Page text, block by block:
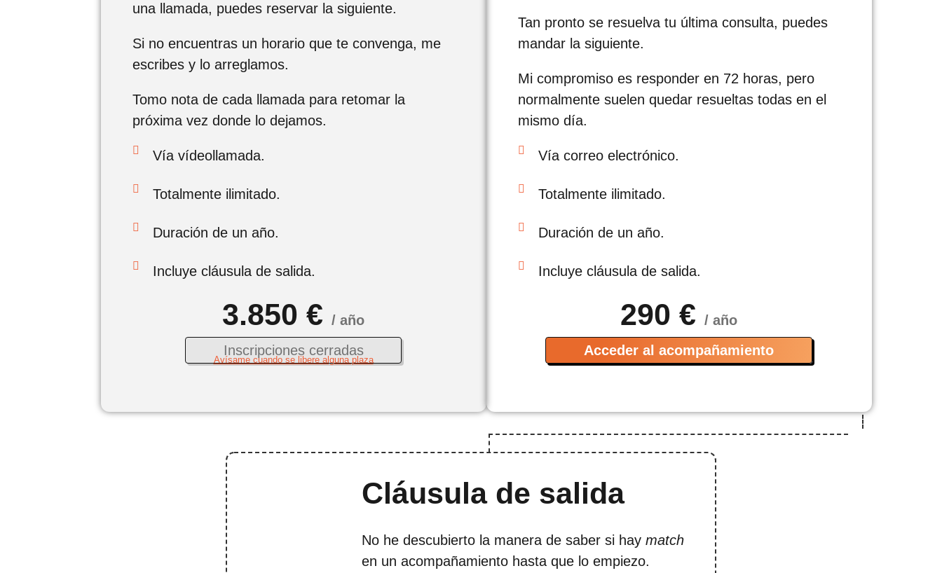
una llamada, puedes reservar la siguiente.
Si no encuentras un horario que te convenga, me
escribes y lo arreglamos.
Tomo nota de cada llamada para retomar la
próxima vez donde lo dejamos.
Vía vídeollamada.
Totalmente ilimitado.
Duración de un año.
Incluye cláusula de salida.
3.850 € / año
Inscripciones cerradas
Avísame cuando se libere alguna plaza
Tan pronto se resuelva tu última consulta, puedes
mandar la siguiente.
Mi compromiso es responder en 72 horas, pero
normalmente suelen quedar resueltas todas en el
mismo día.
Vía correo electrónico.
Totalmente ilimitado.
Duración de un año.
Incluye cláusula de salida.
290 € / año
Acceder al acompañamiento
Cláusula de salida
No he descubierto la manera de saber si hay match
en un acompañamiento hasta que lo empiezo.